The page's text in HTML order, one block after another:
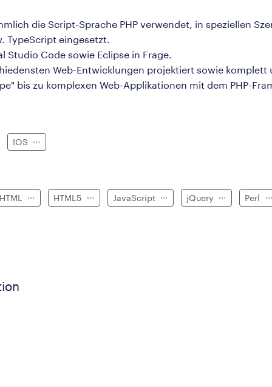
die Script-Sprache PHP verwendet, in speziellen
TypeScript eingesetzt.
Studio Code sowie Eclipse in Frage.
Web-Entwicklungen projektiert sowie
bis zu komplexen Web-Applikationen mit dem PHP-
IOS
HTML HTML5 JavaScript jQuery Perl